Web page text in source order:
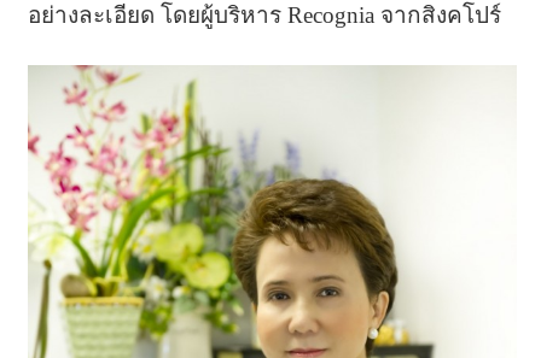
อย่างละเอียด โดยผู้บริหาร Recognia จากสิงคโปร์